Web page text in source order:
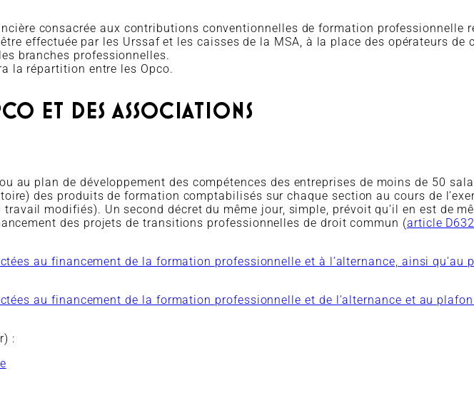
consacrée aux contributions conventionnelles de formation professionnelle
effectuée par les Urssaf et les caisses de la MSA, à la place des opérateurs de
branches professionnelles.
la répartition entre les Opco.
ET DES ASSOCIATIONS
au plan de développement des compétences des entreprises de moins de 50
des produits de formation comptabilisés sur chaque section au cours de
travail modifiés). Un second décret du même jour, simple, prévoit qu’il en est de
des projets de transitions professionnelles de droit commun (article
au financement de la formation professionnelle et à l’alternance, ainsi qu’au
au financement de la formation professionnelle et de l’alternance et au
: